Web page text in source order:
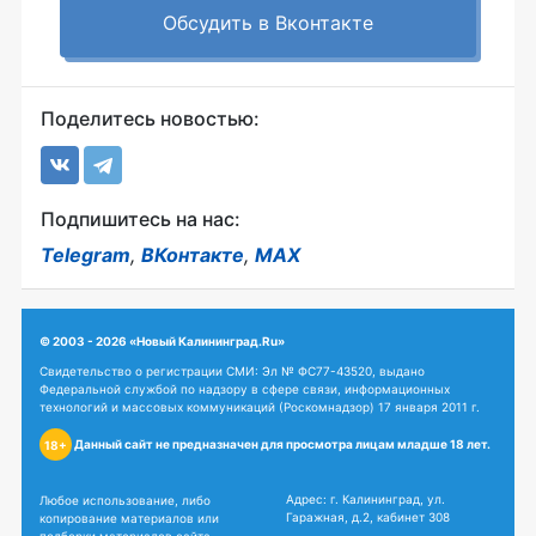
Обсудить в Вконтакте
Поделитесь новостью:
Подпишитесь на нас:
Telegram, ВКонтакте, MAX
© 2003 - 2026 «Новый Калининград.Ru»
Свидетельство о регистрации СМИ: Эл № ФС77-43520, выдано
Федеральной службой по надзору в сфере связи, информационных
технологий и массовых коммуникаций (Роскомнадзор) 17 января 2011 г.
18+ Данный сайт не предназначен для просмотра лицам младше 18 лет.
Любое использование, либо
копирование материалов или
Адрес: г. Калининград, ул.
Гаражная, д.2, кабинет 308